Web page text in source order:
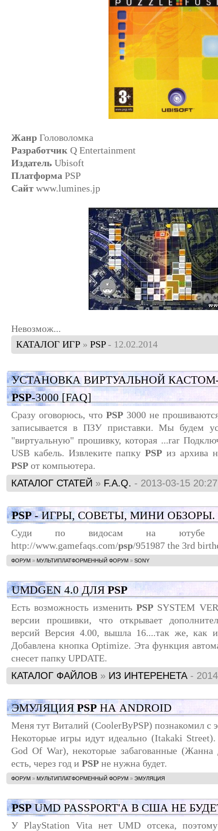
Жанр Головоломка
Разработчик Q Entertainment
Издатель Ubisoft
Платформа PSP
Сайт www.lumines.jp
Невозмож...
КАТАЛОГ ИГР » PSP- 12.02.2014
УСТАНОВКА ВИРТУАЛЬНОЙ
PSP-3000 [FAQ]
Сразу оговорюсь, что PSP 3000 не
записывается в ПЗУ приставки. Мы будем
"виртуальную" прошивку, которая ...rar
USB кабель. Извлеките папкуPSP из архива
PSP от компьютера.
КАТАЛОГ СТАТЕЙ » F.A.Q. - 2013-03-15
PSP- ИГРЫ, СОВЕТЫ, МИНИ ОБЗОРЫ.
Суди по видосам на ютубе
http://www.gamefaqs.com/psp/951987 the 3rd
ФОРУМ » МУЛЬТИПЛАТФОРМЕННЫЙ ФОРУМ » SONY
UMDGEN 4.0 ДЛЯPSP
Есть возможность изменить PSP SYSTEM
версии прошивки, что открывает
версий Версия 4.00, вышла 16....так же, как
Добавлена кнопка Optimize. Эта функция
снесет папку UPDATE.
КАТАЛОГ ФАЙЛОВ » ИЗ ИНТЕРЕНЕТА -
ЭМУЛЯЦИЯPSPНА ANDROID
Меня тут Виталий (CoolerByPSP) познакомил с
Некоторые игры идут идеально (Itakaki
God Of War), некоторые забагованные (Жанна
есть, через год и PSP не нужна будет.
ФОРУМ » МУЛЬТИПЛАТФОРМЕННЫЙ ФОРУМ » ЭМУЛЯЦИЯ
PSPUMD PASSPORT'А В США НЕ
У PlayStation Vita нет UMD отсека, поэтому